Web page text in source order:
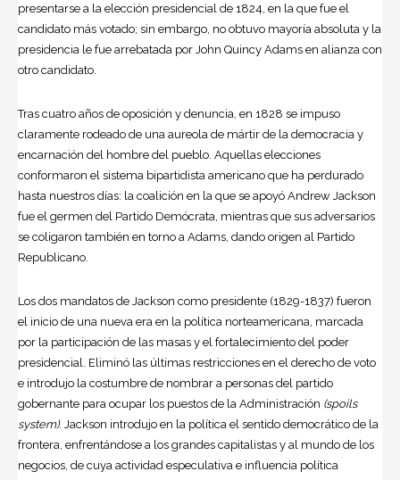
presentarse a la elección presidencial de 1824, en la que fue el
candidato más votado; sin embargo, no obtuvo mayoría absoluta y la
presidencia le fue arrebatada por John Quincy Adams en alianza con
otro candidato.
Tras cuatro años de oposición y denuncia, en 1828 se impuso
claramente rodeado de una aureola de mártir de la democracia y
encarnación del hombre del pueblo. Aquellas elecciones
conformaron el sistema bipartidista americano que ha perdurado
hasta nuestros días: la coalición en la que se apoyó Andrew Jackson
fue el germen del Partido Demócrata, mientras que sus adversarios
se coligaron también en torno a Adams, dando origen al Partido
Republicano.
Los dos mandatos de Jackson como presidente (1829-1837) fueron
el inicio de una nueva era en la política norteamericana, marcada
por la participación de las masas y el fortalecimiento del poder
presidencial. Eliminó las últimas restricciones en el derecho de voto
e introdujo la costumbre de nombrar a personas del partido
gobernante para ocupar los puestos de la Administración (spoils
system). Jackson introdujo en la política el sentido democrático de la
frontera, enfrentándose a los grandes capitalistas y al mundo de los
negocios, de cuya actividad especulativa e influencia política